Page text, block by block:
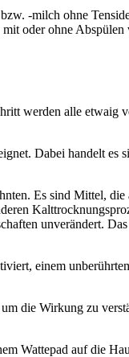
-milch ohne
oder ohne
werden alle etwaig
Dabei handelt es
Es sind Mittel,
unverändert.
einem
die Wirkung zu
Wattepad auf die